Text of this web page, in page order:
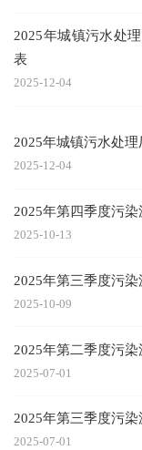
2025年城镇污水处
表
2025-12-04
2025年城镇污水处
2025-12-04
2025年第四季度污
2025-10-13
2025年第三季度污
2025-10-09
2025年第二季度污
2025-07-01
2025年第三季度污
2025-07-01